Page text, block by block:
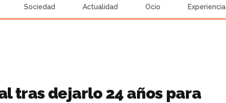
Sociedad Actualidad Ocio Experiencia
tras dejarlo 24 años para